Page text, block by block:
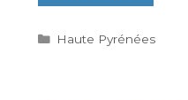
Catégories
Haute Pyrénées